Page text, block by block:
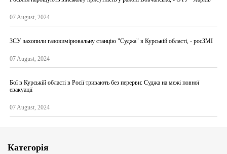
07 August, 2024
ЗСУ захопили газовимірювальну станцію "Суджа" в Курській області, - росЗМІ
07 August, 2024
Бої в Курській області в Росії тривають без перерви: Суджа на межі повної
евакуації
07 August, 2024
Категорія